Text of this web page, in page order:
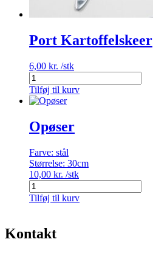
Port Kartoffelskeer
6,00 kr. /stk
Port
Kartoffelskeer
antal
Tilføj til kurv
Opøser
Farve: stål
Størrelse: 30cm
10,00 kr. /stk
Opøser
antal
Tilføj til kurv
Kontakt